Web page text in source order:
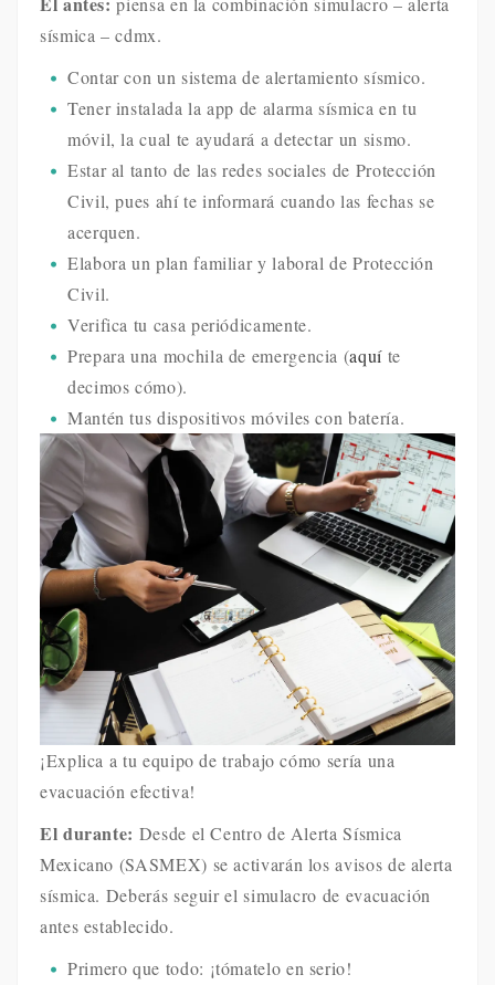
sísmica – cdmx.
Contar con un sistema de alertamiento sísmico.
Tener instalada la app de alarma sísmica en tu
móvil, la cual te ayudará a detectar un sismo.
Estar al tanto de las redes sociales de Protección
Civil, pues ahí te informará cuando las fechas se
acerquen.
Elabora un plan familiar y laboral de Protección
Civil.
Verifica tu casa periódicamente.
Prepara una mochila de emergencia (aquíte
decimos cómo).
Mantén tus dispositivos móviles con batería.
¡Explica a tu equipo de trabajo cómo sería una
evacuación efectiva!
El durante: Desde el Centro de Alerta Sísmica
Mexicano (SASMEX) se activarán los avisos de alerta
sísmica. Deberás seguir el simulacro de evacuación
antes establecido.
Primero que todo: ¡tómatelo en serio!